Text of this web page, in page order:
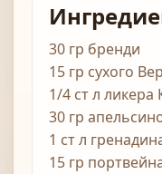
30 гр бренди
15 гр сухого
1/4 ст л
30 гр
1 ст л
15 гр